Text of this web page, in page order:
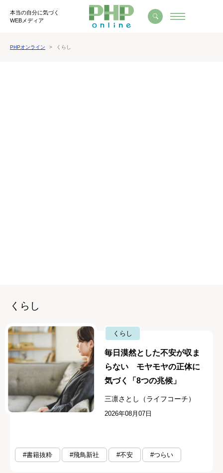
本当の自分に気づく
WEBメディア
PHPオンライン くらし
くらし
くらし
毎日漠然とした不安が収ま
らない モヤモヤの正体に
気づく「8つの兆候」
三凛さとし（ライフコーチ）
2026年08月07日
#書籍抜粋 #飛鳥新社 #不安 #つらい